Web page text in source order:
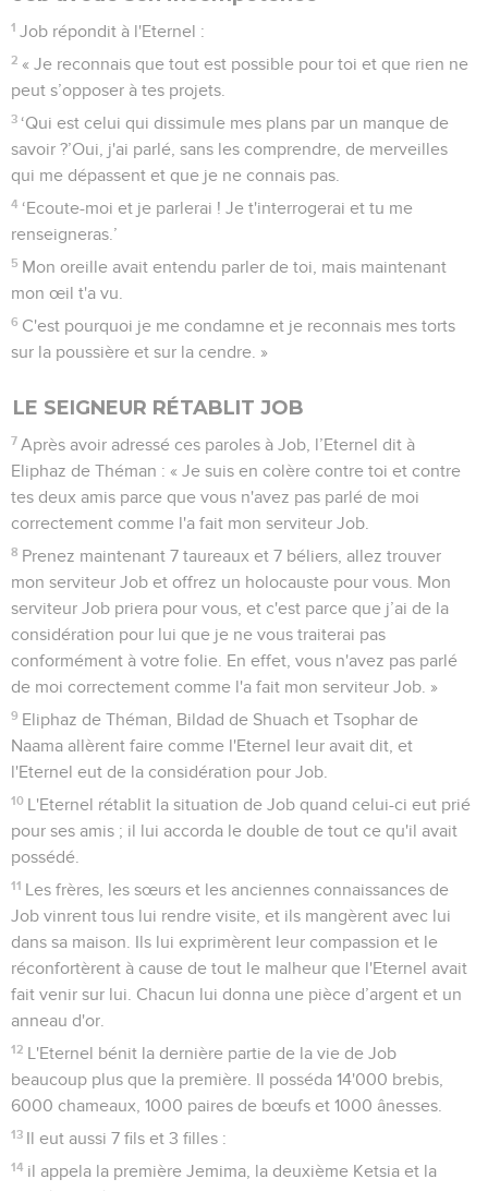
1 Job répondit à l'Eternel :
2 « Je reconnais que tout est possible pour toi et que rien ne
peut s’opposer à tes projets.
3 ‘Qui est celui qui dissimule mes plans par un manque de
savoir ?’Oui, j'ai parlé, sans les comprendre, de merveilles
qui me dépassent et que je ne connais pas.
4 ‘Ecoute-moi et je parlerai ! Je t'interrogerai et tu me
renseigneras.’
5 Mon oreille avait entendu parler de toi, mais maintenant
mon œil t'a vu.
6 C'est pourquoi je me condamne et je reconnais mes torts
sur la poussière et sur la cendre. »
LE SEIGNEUR RÉTABLIT JOB
7 Après avoir adressé ces paroles à Job, l’Eternel dit à
Eliphaz de Théman : « Je suis en colère contre toi et contre
tes deux amis parce que vous n'avez pas parlé de moi
correctement comme l'a fait mon serviteur Job.
8 Prenez maintenant 7 taureaux et 7 béliers, allez trouver
mon serviteur Job et offrez un holocauste pour vous. Mon
serviteur Job priera pour vous, et c'est parce que j’ai de la
considération pour lui que je ne vous traiterai pas
conformément à votre folie. En effet, vous n'avez pas parlé
de moi correctement comme l'a fait mon serviteur Job. »
9 Eliphaz de Théman, Bildad de Shuach et Tsophar de
Naama allèrent faire comme l'Eternel leur avait dit, et
l'Eternel eut de la considération pour Job.
10 L'Eternel rétablit la situation de Job quand celui-ci eut prié
pour ses amis ; il lui accorda le double de tout ce qu'il avait
possédé.
11 Les frères, les sœurs et les anciennes connaissances de
Job vinrent tous lui rendre visite, et ils mangèrent avec lui
dans sa maison. Ils lui exprimèrent leur compassion et le
réconfortèrent à cause de tout le malheur que l'Eternel avait
fait venir sur lui. Chacun lui donna une pièce d’argent et un
anneau d'or.
12 L'Eternel bénit la dernière partie de la vie de Job
beaucoup plus que la première. Il posséda 14'000 brebis,
6000 chameaux, 1000 paires de bœufs et 1000 ânesses.
13 Il eut aussi 7 fils et 3 filles :
14 il appela la première Jemima, la deuxième Ketsia et la